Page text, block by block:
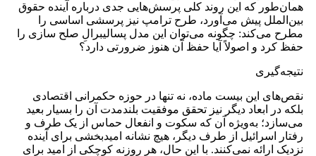
همان‌طور که این روند کلی پرسش‌هایی جدی درباره‌ آینده‌ حقوق
بین‌الملل پیش می‌آورد، طرح ترامپ نیز پرسشی اساسی را
مطرح می‌کند: چگونه می‌توان این مدل پسا‌لیبرالِ صلح سازی را
حفظ کرد و اصولاً آیا حفظ آن هنوز ضرورتی دارد؟
نتیجه‌گیری
نقص‌های این بیست ماده، نه تنها در حوزه‌ حکمرانی اقتصادی
بلکه در ابعاد دیگر نیز تحقق موفقیت بلندمدت آن را بسیار بعید
می‌سازد؛ به‌ویژه آن که سکوت و انفعال حماس از یک طرف و
رفتار اسرائیل از طرف دیگر، هیچ نشانه‌ امیدبخشی برای آینده‌
نزدیک ارائه نمی‌کنند. با این حال، هر روزنه‌ کوچکی از امید برای